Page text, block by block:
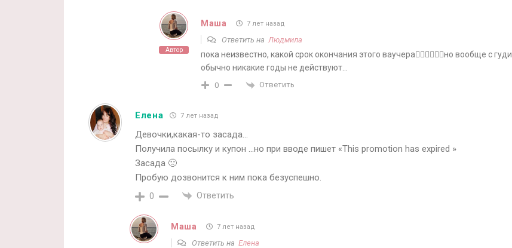
Автор
Маша 7 лет назад
Ответить на Людмила
пока неизвестно, какой срок окончания этого ваучера🤷‍♀️🤷‍♀️🤷‍♀️но вообще с гуди
обычно никакие годы не действуют…
0 Ответить
Елена 7 лет назад
Девочки,какая-то засада…
Получила посылку и купон …но при вводе пишет «This promotion has expired »
Засада 🙁
Пробую дозвонится к ним пока безуспешно.
0 Ответить
Маша 7 лет назад
Ответить на Елена